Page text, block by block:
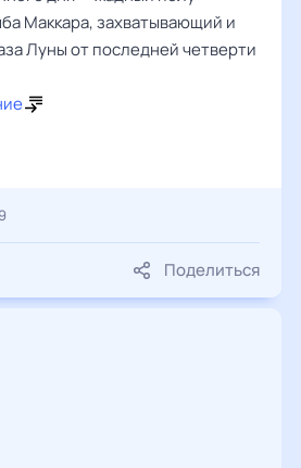
Маккара, захватывающий и
Луны от последней четверти
Поделиться